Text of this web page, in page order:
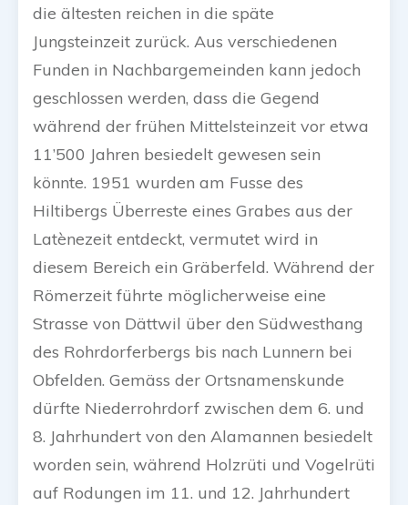
die ältesten reichen in die späte
Jungsteinzeit zurück. Aus verschiedenen
Funden in Nachbargemeinden kann jedoch
geschlossen werden, dass die Gegend
während der frühen Mittelsteinzeit vor etwa
11’500 Jahren besiedelt gewesen sein
könnte. 1951 wurden am Fusse des
Hiltibergs Überreste eines Grabes aus der
Latènezeit entdeckt, vermutet wird in
diesem Bereich ein Gräberfeld. Während der
Römerzeit führte möglicherweise eine
Strasse von Dättwil über den Südwesthang
des Rohrdorferbergs bis nach Lunnern bei
Obfelden. Gemäss der Ortsnamenskunde
dürfte Niederrohrdorf zwischen dem 6. und
8. Jahrhundert von den Alamannen besiedelt
worden sein, während Holzrüti und Vogelrüti
auf Rodungen im 11. und 12. Jahrhundert